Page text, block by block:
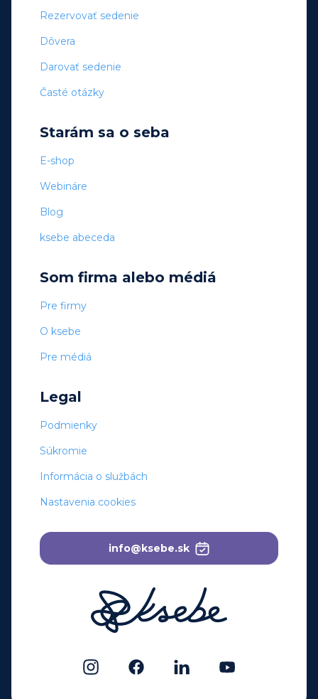
Rezervovať sedenie
Dôvera
Darovať sedenie
Časté otázky
Starám sa o seba
E-shop
Webináre
Blog
ksebe abeceda
Som firma alebo médiá
Pre firmy
O ksebe
Pre médiá
Legal
Podmienky
Súkromie
Informácia o službách
Nastavenia cookies
info@ksebe.sk